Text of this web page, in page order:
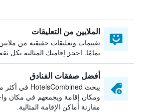
الملايين من التعليقات
تقييمات وتعليقات حقيقية من
تمامًا. احجز إقامتك المثالية بكل
أفضل صفقات الفنادق
ومكان إقامة ويجمعهم في مكان
مقارنة أماكن الإقامة المثالية.